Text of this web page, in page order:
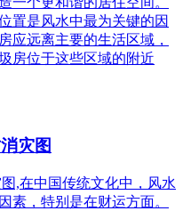
置是风水中最为关键的因
应远离主要的生活区域，
房位于这些区域的附近
灾图
,在中国传统文化中，风水
素，特别是在财运方面。